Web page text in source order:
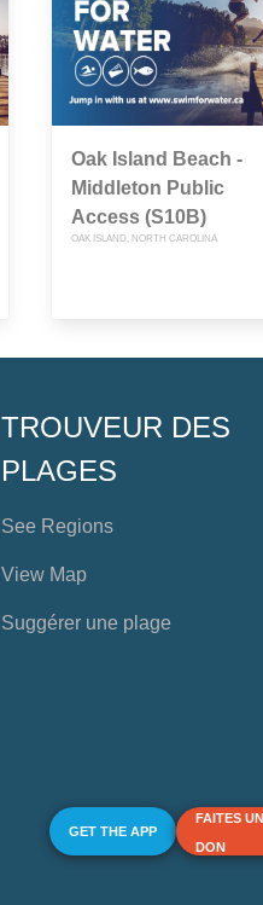
Oak Island Beach -
Middleton Public
Access (S10B)
OAK ISLAND, NORTH CAROLINA
TROUVEUR DES
PLAGES
See Regions
View Map
Suggérer une plage
GET THE APP
FAITES UN
DON